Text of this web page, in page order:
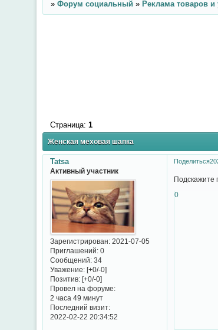
» Форум социальный » Реклама товаров и
Женская меховая шапка
Страница: 1
Поделиться
Tatsa
Активный участник
Зарегистрирован: 2021-07-05
Приглашений:0
Сообщений:34
Уважение: [+0/-0]
Позитив: [+0/-0]
Провел на форуме:
2 часа 49 минут
Последний визит:
2022-02-22 20:34:52
Подскажите
0